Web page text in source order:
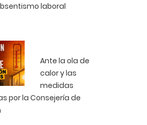
laboral
Ante la ola de
calor y las
medidas
por la Consejería de